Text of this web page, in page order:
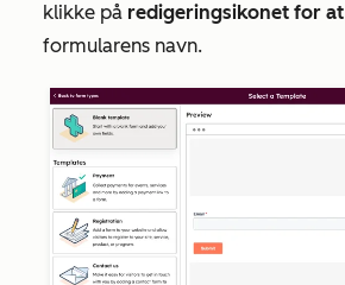
klikke på redigeringsikonet for at
formularens navn.